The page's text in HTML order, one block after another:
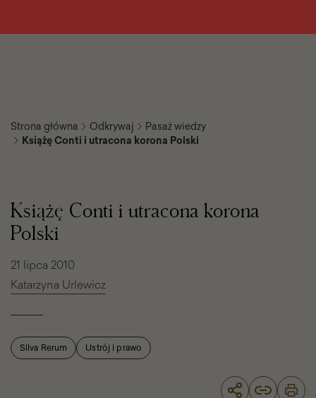
Strona główna Odkrywaj
Pasaż wiedzy
Książę Conti i utracona korona Polski
i
utracona
korona
Polski
Książę Conti i utracona korona
Polski
21 lipca 2010
Katarzyna Urlewicz
Silva Rerum Ustrój i prawo